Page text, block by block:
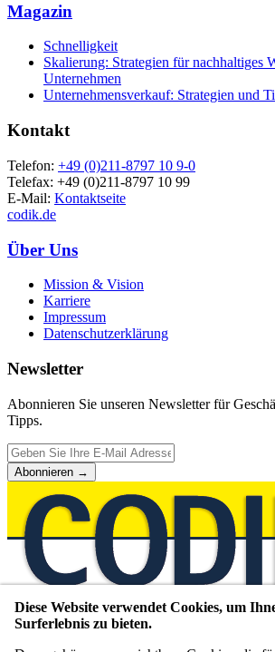
Diese Website verwendet Cookies, um
Surferlebnis zu bieten.
Magazin
Schnelligkeit
Skalierung: Strategien für nachhaltiges
Unternehmen
Unternehmensverkauf: Strategien und
Kontakt
Telefon: +49 (0)211-8797 10 9-0
Telefax: +49 (0)211-8797 10 99
E-Mail: Kontaktseite
codik.de
Über Uns
Mission & Vision
Karriere
Impressum
Datenschutzerklärung
Newsletter
Abonnieren Sie unseren Newsletter für
Tipps.
Abonnieren →
Unternehmensberatung seit 1980